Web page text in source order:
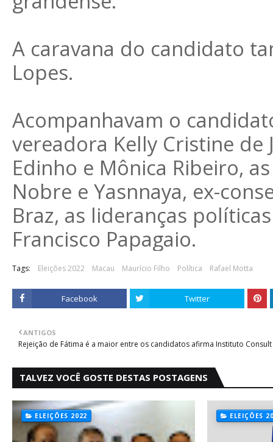
A caravana do candidato
Lopes.
Acompanhavam o
vereadora Kelly Cristine de
Edinho e Mônica Ribeiro,
Nobre e Yasnnaya, ex-
Braz, as lideranças
Francisco Papagaio.
Tags: Eleições 2022 Macau Maurício Filho Política Rafael Motta
Facebook Twitter
ANTIGOS
Rejeição de Fátima é a maior entre os candidatos afirma Instituto Consult
TALVEZ VOCÊ GOSTE DESTAS POSTAGENS
ELEIÇÕES 2022 ELEIÇÕES